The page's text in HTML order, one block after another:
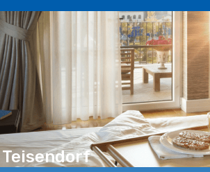
PT(€)